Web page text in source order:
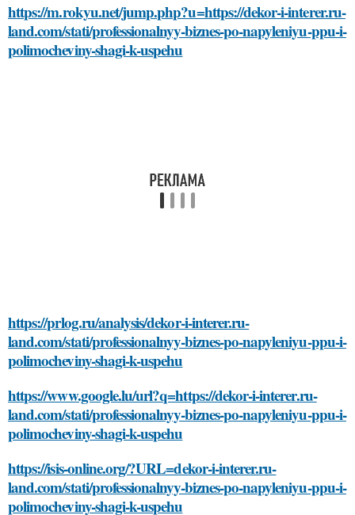
https://m.rokyu.net/jump.php?u=https://dekor-i-interer.ru-
land.com/stati/professionalnyy-biznes-po-napyleniyu-ppu-i-
polimocheviny-shagi-k-uspehu
https://prlog.ru/analysis/dekor-i-interer.ru-
land.com/stati/professionalnyy-biznes-po-napyleniyu-ppu-i-
polimocheviny-shagi-k-uspehu
https://www.google.lu/url?q=https://dekor-i-interer.ru-
land.com/stati/professionalnyy-biznes-po-napyleniyu-ppu-i-
polimocheviny-shagi-k-uspehu
https://isis-online.org/?URL=dekor-i-interer.ru-
land.com/stati/professionalnyy-biznes-po-napyleniyu-ppu-i-
polimocheviny-shagi-k-uspehu